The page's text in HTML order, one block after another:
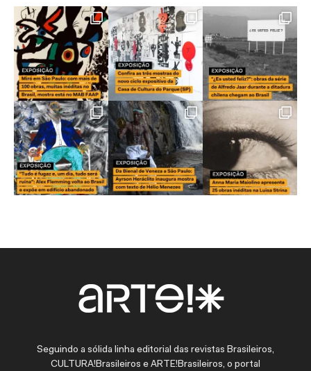
Seguindo a sólida linha editorial das revistas Brasileiros,
CULTURA!Brasileiros e ARTE!Brasileiros, o portal